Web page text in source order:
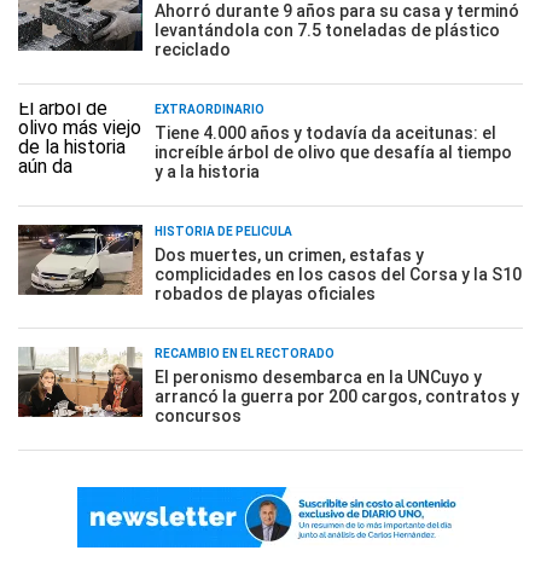
Ahorró durante 9 años para su casa y terminó
levantándola con 7.5 toneladas de plástico
reciclado
EXTRAORDINARIO
Tiene 4.000 años y todavía da aceitunas: el
increíble árbol de olivo que desafía al tiempo
y a la historia
HISTORIA DE PELÍCULA
Dos muertes, un crimen, estafas y
complicidades en los casos del Corsa y la S10
robados de playas oficiales
RECAMBIO EN EL RECTORADO
El peronismo desembarca en la UNCuyo y
arrancó la guerra por 200 cargos, contratos y
concursos